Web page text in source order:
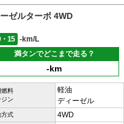
ゼルターボ 4WD
15
-km/L
満タンでどこまで走る？
-km
燃料
ン
軽油
ディーゼル
方式 4WD